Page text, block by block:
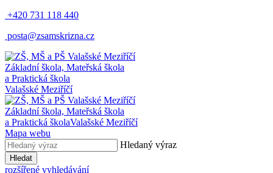
+420 731 118 440
posta@zsamskrizna.cz
Základní škola, Mateřská škola
a Praktická škola
Valašské Meziříčí
Základní škola, Mateřská škola
a Praktická školaValašské Meziříčí
Mapa webu
Hledaný výraz
Hledat
rozšířené vyhledávání